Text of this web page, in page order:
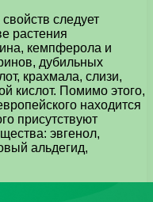
следует
растения
кемпферола и
дубильных
крахмала, слизи,
кислот. Помимо этого,
находится
присутствуют
эвгенол,
альдегид,